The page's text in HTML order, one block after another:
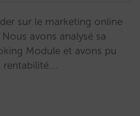
sur le marketing online
avons analysé sa
Module et avons pu
rentabilité.…